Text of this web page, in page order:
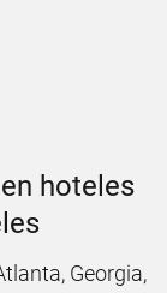
hoteles
Georgia,